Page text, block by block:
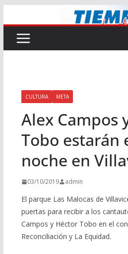
al
contenido
CULTURA META
Alex Campos
Tobo estarán
noche en
03/10/2019 admin
El parque Las Malocas de
puertas para recibir a los
Campos y Héctor Tobo en el
Reconciliación y La Equidad.